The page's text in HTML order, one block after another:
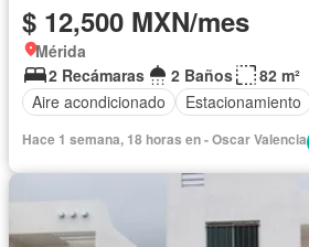
$ 12,500 MXN/mes
Mérida
2 Recámaras
2 Baños
82 m²
Aire acondicionado
Estacionamiento
Hace 1 semana, 18 horas en - Oscar Valencia